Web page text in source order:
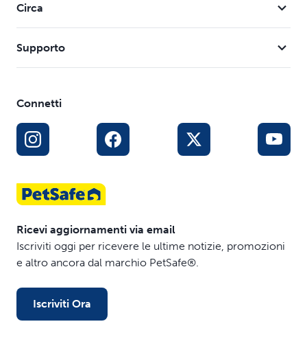
Circa
Supporto
Connetti
Ricevi aggiornamenti via email
Iscriviti oggi per ricevere le ultime notizie, promozioni
e altro ancora dal marchio PetSafe®.
Iscriviti Ora